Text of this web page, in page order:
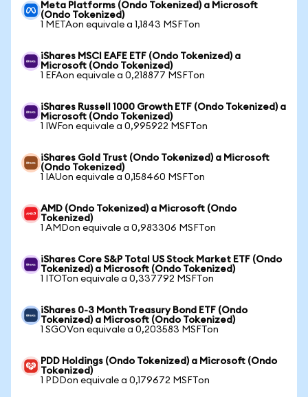
Meta Platforms (Ondo Tokenized) a Microsoft
(Ondo Tokenized)
1 METAon equivale a 1,1843 MSFTon
iShares MSCI EAFE ETF (Ondo Tokenized) a
Microsoft (Ondo Tokenized)
1 EFAon equivale a 0,218877 MSFTon
iShares Russell 1000 Growth ETF (Ondo Tokenized) a
Microsoft (Ondo Tokenized)
1 IWFon equivale a 0,995922 MSFTon
iShares Gold Trust (Ondo Tokenized) a Microsoft
(Ondo Tokenized)
1 IAUon equivale a 0,158460 MSFTon
AMD (Ondo Tokenized) a Microsoft (Ondo
Tokenized)
1 AMDon equivale a 0,983306 MSFTon
iShares Core S&P Total US Stock Market ETF (Ondo
Tokenized) a Microsoft (Ondo Tokenized)
1 ITOTon equivale a 0,337792 MSFTon
iShares 0-3 Month Treasury Bond ETF (Ondo
Tokenized) a Microsoft (Ondo Tokenized)
1 SGOVon equivale a 0,203583 MSFTon
PDD Holdings (Ondo Tokenized) a Microsoft (Ondo
Tokenized)
1 PDDon equivale a 0,179672 MSFTon